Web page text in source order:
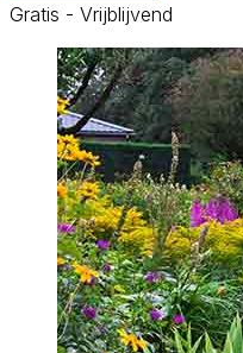
Gratis - Vrijblijvend